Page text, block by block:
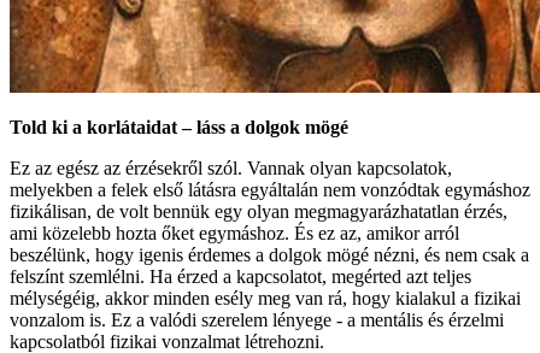
Told ki a korlátaidat – láss a dolgok mögé
Ez az egész az érzésekről szól. Vannak olyan kapcsolatok,
melyekben a felek első látásra egyáltalán nem vonzódtak egymáshoz
fizikálisan, de volt bennük egy olyan megmagyarázhatatlan érzés,
ami közelebb hozta őket egymáshoz. És ez az, amikor arról
beszélünk, hogy igenis érdemes a dolgok mögé nézni, és nem csak a
felszínt szemlélni. Ha érzed a kapcsolatot, megérted azt teljes
mélységéig, akkor minden esély meg van rá, hogy kialakul a fizikai
vonzalom is. Ez a valódi szerelem lényege - a mentális és érzelmi
kapcsolatból fizikai vonzalmat létrehozni.